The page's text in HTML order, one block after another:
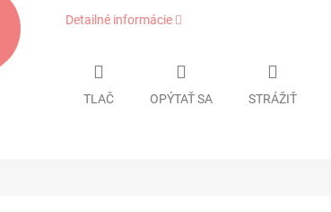
Detailné informácie
TLAČ OPÝTAŤ SA STRÁŽIŤ